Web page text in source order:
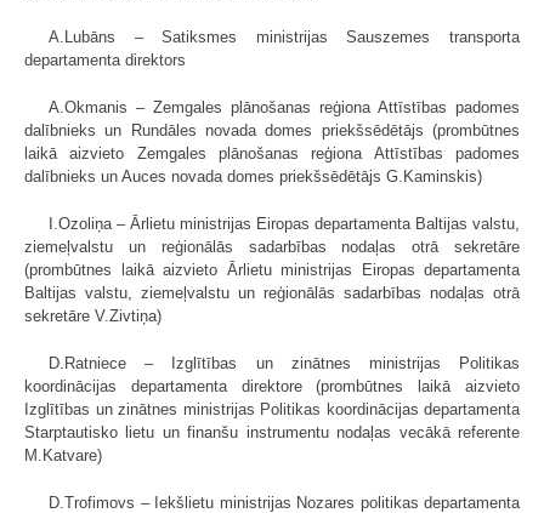
A.Lubāns – Satiksmes ministrijas Sauszemes transporta
departamenta direktors
A.Okmanis – Zemgales plānošanas reģiona Attīstības padomes
dalībnieks un Rundāles novada domes priekšsēdētājs (prombūtnes
laikā aizvieto Zemgales plānošanas reģiona Attīstības padomes
dalībnieks un Auces novada domes priekšsēdētājs G.Kaminskis)
I.Ozoliņa – Ārlietu ministrijas Eiropas departamenta Baltijas valstu,
ziemeļvalstu un reģionālās sadarbības nodaļas otrā sekretāre
(prombūtnes laikā aizvieto Ārlietu ministrijas Eiropas departamenta
Baltijas valstu, ziemeļvalstu un reģionālās sadarbības nodaļas otrā
sekretāre V.Zivtiņa)
D.Ratniece – Izglītības un zinātnes ministrijas Politikas
koordinācijas departamenta direktore (prombūtnes laikā aizvieto
Izglītības un zinātnes ministrijas Politikas koordinācijas departamenta
Starptautisko lietu un finanšu instrumentu nodaļas vecākā referente
M.Katvare)
D.Trofimovs – Iekšlietu ministrijas Nozares politikas departamenta